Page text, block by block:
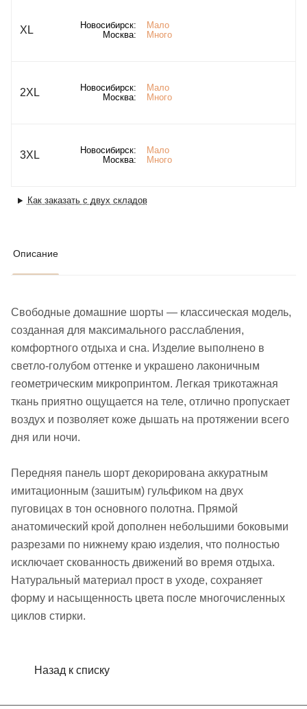
XL Новосибирск:
Мало
Москва:
Много
2XL Новосибирск:
Мало
Москва:
Много
3XL Новосибирск:
Мало
Москва:
Много
Как заказать с двух складов
Описание
Свободные домашние шорты — классическая модель,
созданная для максимального расслабления,
комфортного отдыха и сна. Изделие выполнено в
светло-голубом оттенке и украшено лаконичным
геометрическим микропринтом. Легкая трикотажная
ткань приятно ощущается на теле, отлично пропускает
воздух и позволяет коже дышать на протяжении всего
дня или ночи.
Передняя панель шорт декорирована аккуратным
имитационным (зашитым) гульфиком на двух
пуговицах в тон основного полотна. Прямой
анатомический крой дополнен небольшими боковыми
разрезами по нижнему краю изделия, что полностью
исключает скованность движений во время отдыха.
Натуральный материал прост в уходе, сохраняет
форму и насыщенность цвета после многочисленных
циклов стирки.
Назад к списку